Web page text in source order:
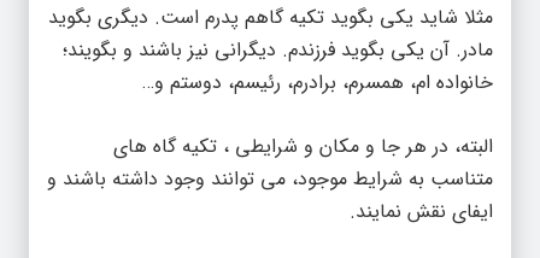
مثلا شاید یکی بگوید تکیه گاهم پدرم است. دیگری بگوید
مادر. آن یکی بگوید فرزندم. دیگرانی نیز باشند و بگویند؛
خانواده ام، همسرم، برادرم، رئیسم، دوستم و…
البته، در هر جا و مکان و شرایطی ، تکیه گاه های
متناسب به شرایط موجود، می توانند وجود داشته باشند و
ایفای نقش نمایند.